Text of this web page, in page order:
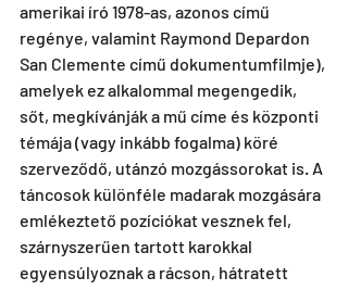
amerikai író 1978-as, azonos című
regénye, valamint Raymond Depardon
San Clemente című dokumentumfilmje),
amelyek ez alkalommal megengedik,
sőt, megkívánják a mű címe és központi
témája (vagy inkább fogalma) köré
szerveződő, utánzó mozgássorokat is. A
táncosok különféle madarak mozgására
emlékeztető pozíciókat vesznek fel,
szárnyszerűen tartott karokkal
egyensúlyoznak a rácson, hátratett